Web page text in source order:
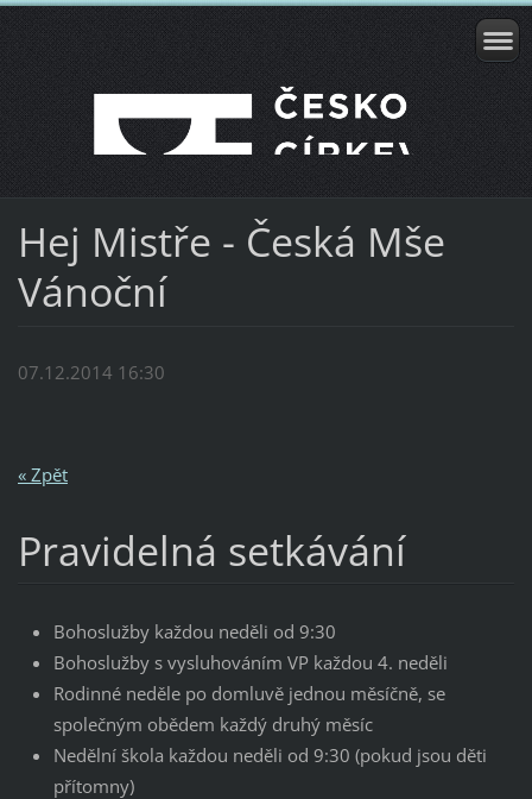
Hej Mistře - Česká Mše
Vánoční
07.12.2014 16:30
« Zpět
Pravidelná setkávání
Bohoslužby každou neděli od 9:30
Bohoslužby s vysluhováním VP každou 4. neděli
Rodinné neděle po domluvě jednou měsíčně, se
společným obědem každý druhý měsíc
Nedělní škola každou neděli od 9:30 (pokud jsou děti
přítomny)